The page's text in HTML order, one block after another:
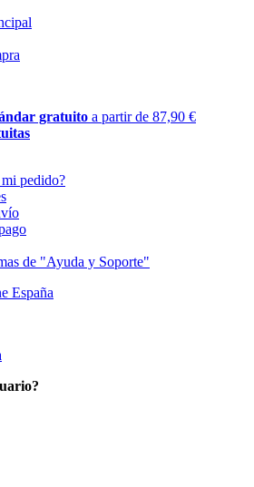
gratuito a partir de 87,90 €
pedido?
de "Ayuda y Soporte"